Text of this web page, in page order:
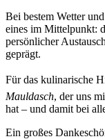
Bei bestem Wetter
eines im Mittelpunkt:
persönlicher
geprägt.
Für das kulinarische
Mauldasch, der uns
hat – und damit bei
Ein großes